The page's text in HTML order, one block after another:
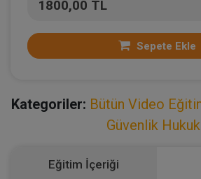
1800,00 TL
Sepete Ekle
Kategoriler: Bütün Video
Güvenlik
Eğitim İçeriği